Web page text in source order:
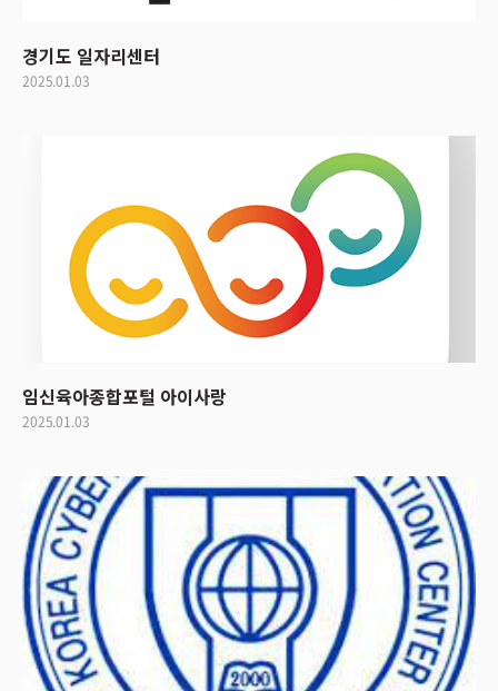
경기도 일자리센터
2025.01.03
임신육아종합포털 아이사랑
2025.01.03